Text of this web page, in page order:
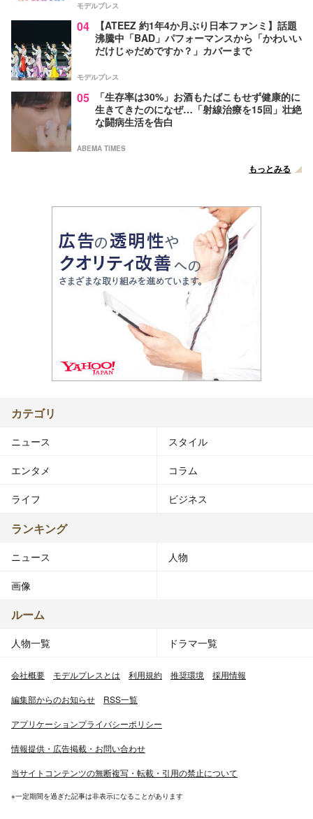
モデルプレス
04
【ATEEZ 約1年4か月ぶり日本ファンミ】話題
沸騰中「BAD」パフォーマンスから「かわいい
だけじゃだめですか？」カバーまで
モデルプレス
05
「生存率は30%」お酒もたばこもせず健康的に
生きてきたのになぜ…「射線治療を15回」壮絶
な闘病生活を告白
ABEMA TIMES
もっとみる
カテゴリ
ニュース スタイル
エンタメ コラム
ライフ ビジネス
ランキング
ニュース 人物
画像
ルーム
人物一覧 ドラマ一覧
会社概要 モデルプレスとは 利用規約 推奨環境 採用情報
編集部からのお知らせ RSS一覧
アプリケーションプライバシーポリシー
情報提供・広告掲載・お問い合わせ
当サイトコンテンツの無断複写・転載・引用の禁止について
※一定期間を過ぎた記事は非表示になることがあります